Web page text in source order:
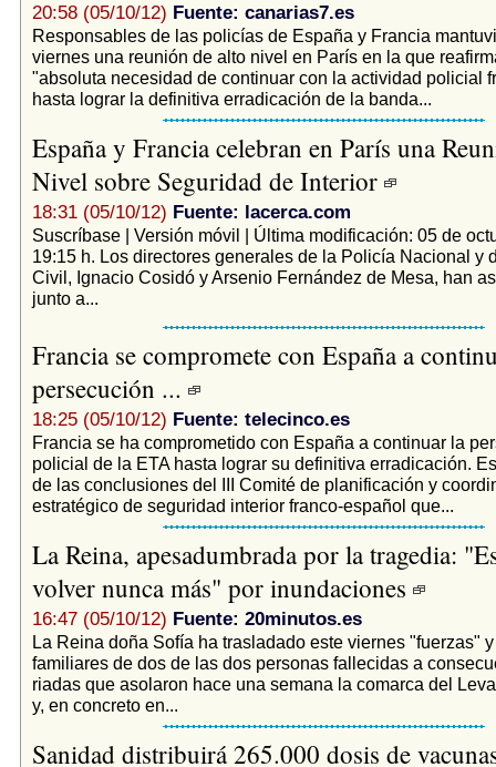
20:58 (05/10/12) Fuente: canarias7.es
Responsables de las policías de España y Francia
viernes una reunión de alto nivel en París en la que
"absoluta necesidad de continuar con la actividad policial
hasta lograr la definitiva erradicación de la banda...
España y Francia celebran en París una
Nivel sobre Seguridad de Interior
18:31 (05/10/12) Fuente: lacerca.com
Suscríbase | Versión móvil | Última modificación: 05 de
19:15 h. Los directores generales de la Policía Nacional y
Civil, Ignacio Cosidó y Arsenio Fernández de Mesa, han
junto a...
Francia se compromete con España a
persecución ...
18:25 (05/10/12) Fuente: telecinco.es
Francia se ha comprometido con España a continuar la
policial de la ETA hasta lograr su definitiva erradicación.
de las conclusiones del III Comité de planificación y
estratégico de seguridad interior franco-español que...
La Reina, apesadumbrada por la tragedia:
volver nunca más" por inundaciones
16:47 (05/10/12) Fuente: 20minutos.es
La Reina doña Sofía ha trasladado este viernes "fuerzas"
familiares de dos de las dos personas fallecidas a
riadas que asolaron hace una semana la comarca del
y, en concreto en...
Sanidad distribuirá 265.000 dosis de